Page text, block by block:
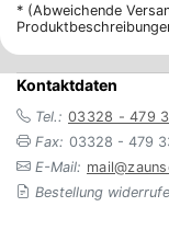
* (Abweichende
Kontaktdaten
Tel.: 03328 - 479
Fax: 03328 - 479
E-Mail:
Bestellung